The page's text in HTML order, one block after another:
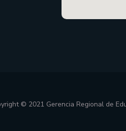
© 2021 Gerencia Regional de